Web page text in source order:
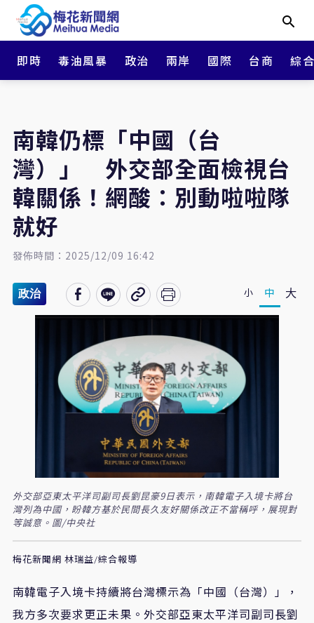
即時 毒油風暴 政治 兩岸 國際 台商 綜
南韓仍標「中國（台
灣）」 外交部全面檢視台
韓關係！網酸：別動啦啦隊
就好
發佈時間：2025/12/09 16:42
政治 小 中 大
外交部亞東太平洋司副司長劉昆豪9日表示，南韓電子入境卡將台
灣列為中國，盼韓方基於民間長久友好關係改正不當稱呼，展現對
等誠意。圖/中央社
梅花新聞網 林瑞益/綜合報導
南韓電子入境卡持續將台灣標示為「中國（台灣）」，
我方多次要求更正未果。外交部亞東太平洋司副司長劉